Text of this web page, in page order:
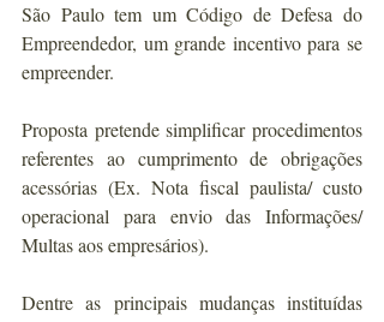
São Paulo tem um Código de Defesa do
Empreendedor, um grande incentivo para se
empreender.
Proposta pretende simplificar procedimentos
referentes ao cumprimento de obrigações
acessórias (Ex. Nota fiscal paulista/ custo
operacional para envio das Informações/
Multas aos empresários).
Dentre as principais mudanças instituídas